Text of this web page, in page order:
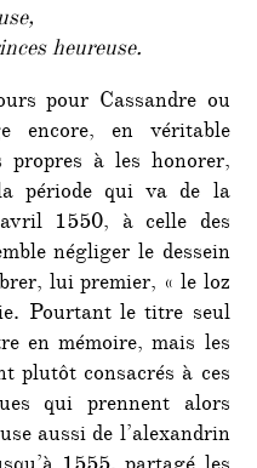
heureuse.
pour Cassandre ou
encore, en véritable
propres à les honorer,
période qui va de la
1550, à celle des
négliger le dessein
lui premier, « le loz
Pourtant le titre seul
en mémoire, mais les
plutôt consacrés à ces
qui prennent alors
aussi de l’alexandrin